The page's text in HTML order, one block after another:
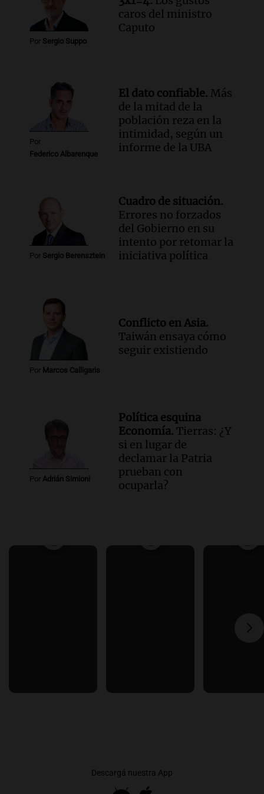
Episodios
Audio.Tormentas y filtraciones: "El
agua entra por donde menos
imaginamos"
Por Sergio Suppo
caros del ministro
Caputo
Por
Federico Albarenque
El dato confiable. Más
de la mitad de la
población reza en la
intimidad, según un
informe de la UBA
Por Sergio Berensztein
Cuadro de situación.
Errores no forzados
del Gobierno en su
intento por retomar la
iniciativa política
Por Marcos Calligaris
Conflicto en Asia.
Taiwán ensaya cómo
seguir existiendo
Por Adrián Simioni
Política esquina
Economía. Tierras: ¿Y
si en lugar de
declamar la Patria
prueban con
ocuparla?
Descargá nuestra App